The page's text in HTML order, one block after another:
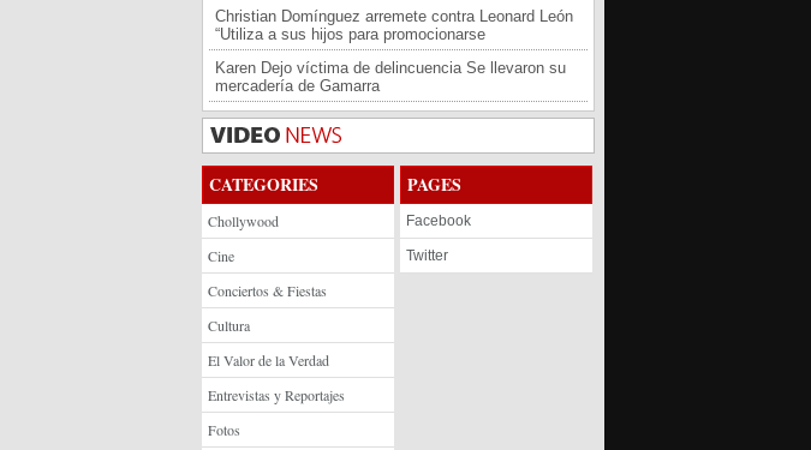
Christian Domínguez arremete contra Leonard León
“Utiliza a sus hijos para promocionarse
Karen Dejo víctima de delincuencia Se llevaron su
mercadería de Gamarra
CATEGORIES
Chollywood
Cine
Conciertos & Fiestas
Cultura
El Valor de la Verdad
Entrevistas y Reportajes
Fotos
PAGES
Facebook
Twitter